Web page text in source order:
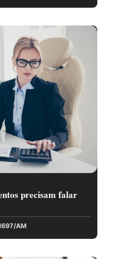
precisam falar
AM